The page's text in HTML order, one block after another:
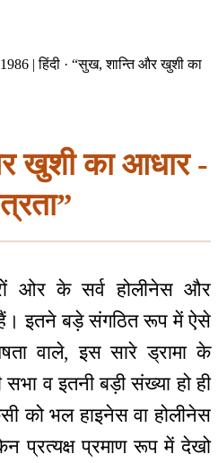
| हिंदी · “सुख, शान्ति और खुशी का
खुशी का आधार -
ओर के सर्व होलीनेस और
इतने बड़े संगठित रूप में ऐसे
वाले, इस सारे ड्रामा के
व इतनी बड़ी संख्या हो ही
को भल हाइनेस वा होलीनेस
प्रत्यक्ष प्रमाण रूप में देखो